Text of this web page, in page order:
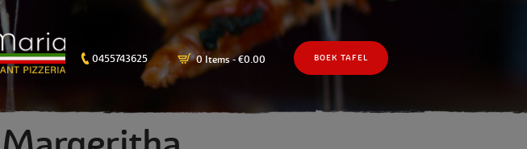
0455743625 0 Items-€0.00 BOEK TAFEL